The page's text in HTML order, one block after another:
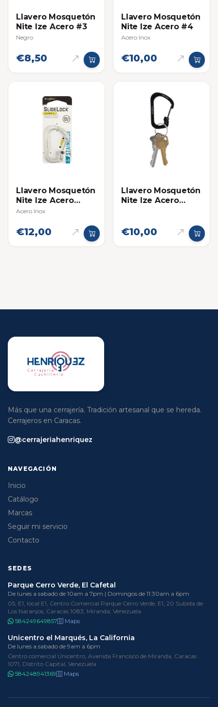
Llavero Mosquetón
Nite Ize Acero #3
Negro
€8,50
Llavero Mosquetón
Nite Ize Acero #4
Acero Inox
€10,00
Llavero Mosquetón
Nite Ize Acero
Inoxidable #3
Acero Inox
€12,00
Llavero Mosquetón
Nite Ize Acero
€10,00
Más que una cerrajería. Tradición artesanal que se hereda.
Cerrajeros en Caracas.
@cerrajeriahenriquez
NAVEGACIÓN
Inicio
Catálogo
Marcas
Seguir mi servicio
Contacto
SEDES
Parque Cerro Verde, El Cafetal
De lunes a sabado de 10am a 7pm | Domingos de 11:30am a 6pm
05, E1, local E1, Centro Comercial Parque Cerro Verde, E1, 20 Subida de
Los Naranjos, Caracas 1083, Miranda, Venezuela
584249649857
Maps
Unicentro el Marqués, La California
De lunes a sabado de 9am a 6pm
Centro comercial Unicentro, Avenida Francisco de Miranda, Caracas
1071, Distrito Capital, Venezuela
584248941369
Maps